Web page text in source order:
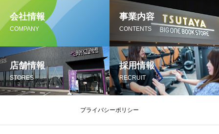
会社情報
COMPANY
事業内容
CONTENTS
店舗情報
STORES
採用情報
RECRUIT
プライバシーポリシー